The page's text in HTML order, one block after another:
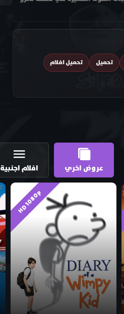
تحميل
تحميل افلام
عروض اخري افلام اجنبية
HD 1080p